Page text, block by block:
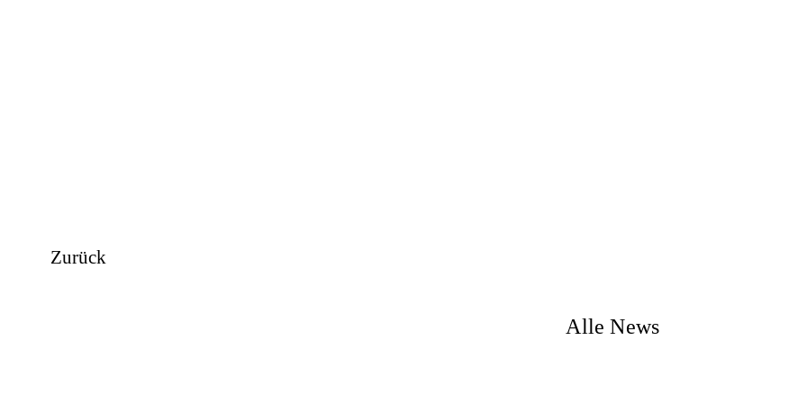
Zurück
Alle News